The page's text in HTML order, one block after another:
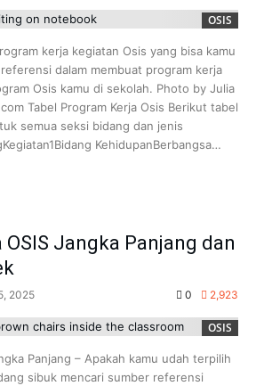
OSIS
kerja kegiatan Osis yang bisa kamu
dalam membuat program kerja
Osis kamu di sekolah. Photo by Julia
Tabel Program Kerja Osis Berikut tabel
semua seksi bidang dan jenis
KehidupanBerbangsa…
OSIS Jangka Panjang dan
2025 0 2,923
OSIS
Panjang – Apakah kamu udah terpilih
sibuk mencari sumber referensi